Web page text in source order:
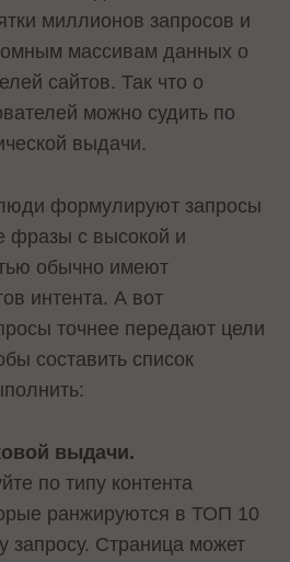
миллионов запросов и
массивам данных о
сайтов. Так что о
можно судить по
выдачи.
формулируют запросы
фразы с высокой и
обычно имеют
интента. А вот
точнее передают цели
составить список
выдачи.
по типу контента
ранжируются в ТОП 10
запросу. Страница может